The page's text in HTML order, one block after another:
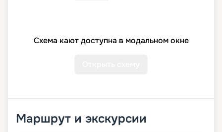
Схема кают доступна в модальном окне
Маршрут и экскурсии